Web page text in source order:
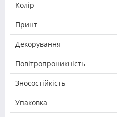
Колір
Принт
Декорування
Повітропроникність
Зносостійкість
Упаковка